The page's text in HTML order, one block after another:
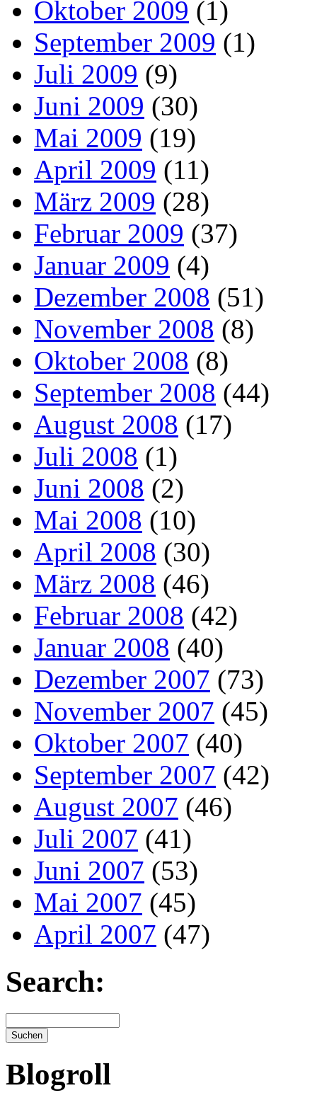
Oktober 2009 (1)
September 2009 (1)
Juli 2009 (9)
Juni 2009 (30)
Mai 2009 (19)
April 2009 (11)
März 2009 (28)
Februar 2009 (37)
Januar 2009 (4)
Dezember 2008 (51)
November 2008 (8)
Oktober 2008 (8)
September 2008 (44)
August 2008 (17)
Juli 2008 (1)
Juni 2008 (2)
Mai 2008 (10)
April 2008 (30)
März 2008 (46)
Februar 2008 (42)
Januar 2008 (40)
Dezember 2007 (73)
November 2007 (45)
Oktober 2007 (40)
September 2007 (42)
August 2007 (46)
Juli 2007 (41)
Juni 2007 (53)
Mai 2007 (45)
April 2007 (47)
Search:
Blogroll